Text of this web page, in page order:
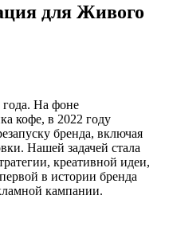
для Живого
года. На фоне
кофе, в 2022 году
бренда, включая
Нашей задачей стала
креативной идеи,
в истории бренда
кампании.